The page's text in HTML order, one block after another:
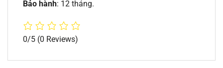
Bảo hành: 12 tháng.
0/5 (0 Reviews)